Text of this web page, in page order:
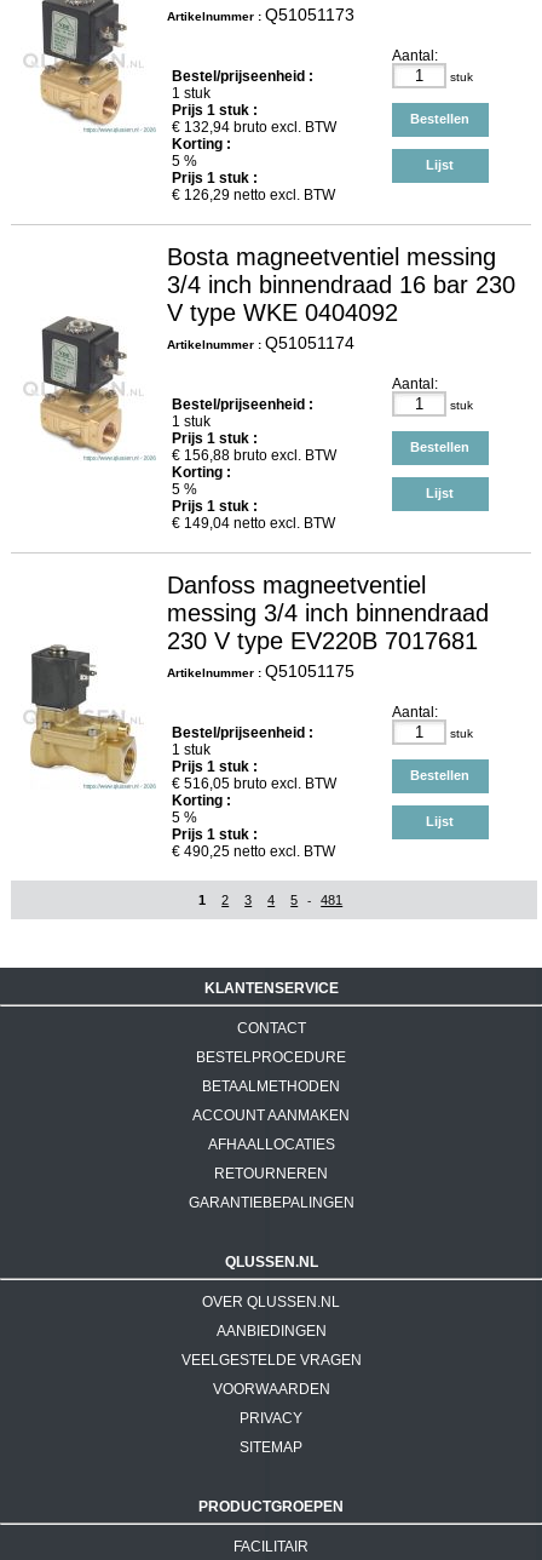
Artikelnummer : Q51051173
Bestel/prijseenheid :
1 stuk
Prijs 1stuk :
€ 132,94bruto excl. BTW
Korting :
5 %
Prijs 1stuk :
€ 126,29netto excl. BTW
Aantal:
stuk
Bestellen
Lijst
Bosta magneetventiel messing
3/4 inch binnendraad 16 bar 230
V type WKE 0404092
Artikelnummer : Q51051174
Bestel/prijseenheid :
1 stuk
Prijs 1stuk :
€ 156,88bruto excl. BTW
Korting :
5 %
Prijs 1stuk :
€ 149,04netto excl. BTW
Aantal:
stuk
Bestellen
Lijst
Danfoss magneetventiel
messing 3/4 inch binnendraad
230 V type EV220B 7017681
Artikelnummer : Q51051175
Bestel/prijseenheid :
1 stuk
Prijs 1stuk :
€ 516,05bruto excl. BTW
Korting :
5 %
Prijs 1stuk :
€ 490,25netto excl. BTW
Aantal:
stuk
Bestellen
Lijst
1 2 3 4 5 - 481
KLANTENSERVICE
CONTACT
BESTELPROCEDURE
BETAALMETHODEN
ACCOUNT AANMAKEN
AFHAALLOCATIES
RETOURNEREN
GARANTIEBEPALINGEN
QLUSSEN.NL
OVER QLUSSEN.NL
AANBIEDINGEN
VEELGESTELDE VRAGEN
VOORWAARDEN
PRIVACY
SITEMAP
PRODUCTGROEPEN
FACILITAIR